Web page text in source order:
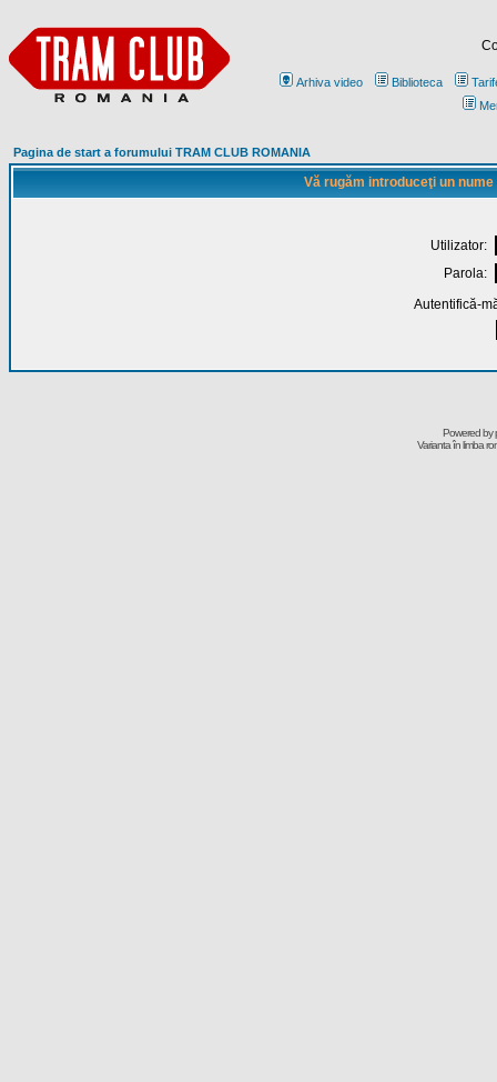
Arhiva video Biblioteca
Pagina de start a forumului TRAM CLUB ROMANIA
Vă rugăm introduceţi un
Utilizator:
Parola:
Autentifică-
Powered by
Varianta în limba